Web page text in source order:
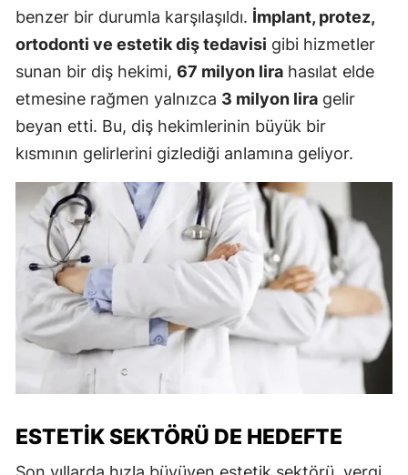
benzer bir durumla karşılaşıldı. İmplant, protez,
ortodonti ve estetik diş tedavisi gibi hizmetler
sunan bir diş hekimi, 67 milyon lira hasılat elde
etmesine rağmen yalnızca 3 milyon lira gelir
beyan etti. Bu, diş hekimlerinin büyük bir
kısmının gelirlerini gizlediği anlamına geliyor.
ESTETIK SEKTÖRÜ DE HEDEFTE